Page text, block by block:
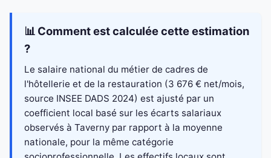
📊 Comment est calculée cette estimation
?
Le salaire national du métier de cadres de
l'hôtellerie et de la restauration (3 676 € net/mois,
source INSEE DADS 2024) est ajusté par un
coefficient local basé sur les écarts salariaux
observés à Taverny par rapport à la moyenne
nationale, pour la même catégorie